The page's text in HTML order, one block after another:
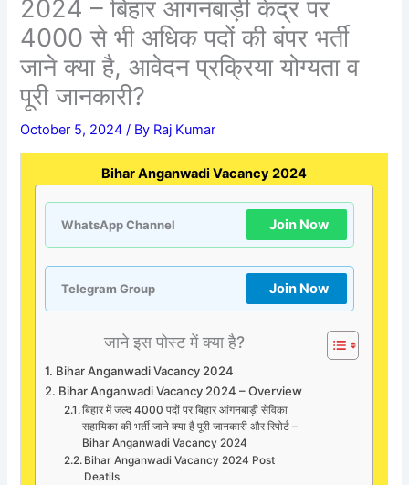
2024 – बिहार आंगनबाड़ी केंद्र पर
4000 से भी अधिक पदों की बंपर भर्ती
जाने क्या है, आवेदन प्रक्रिया योग्यता व
पूरी जानकारी?
October 5, 2024/ By Raj Kumar
Bihar Anganwadi Vacancy 2024
WhatsApp Channel Join Now
Telegram Group Join Now
जाने इस पोस्ट में क्या है?
Bihar Anganwadi Vacancy 2024
Bihar Anganwadi Vacancy 2024 – Overview
बिहार में जल्द 4000 पदों पर बिहार आंगनबाड़ी सेविका
सहायिका की भर्ती जाने क्या है पूरी जानकारी और रिपोर्ट –
Bihar Anganwadi Vacancy 2024
Bihar Anganwadi Vacancy 2024 Post
Deatils